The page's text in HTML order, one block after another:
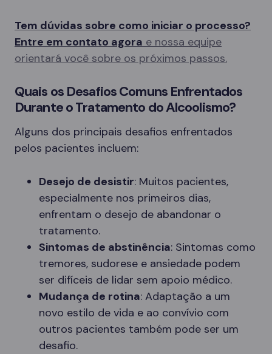
Tem dúvidas sobre como iniciar o processo?
Entre em contato agora e nossa equipe
orientará você sobre os próximos passos.
Quais os Desafios Comuns Enfrentados
Durante o Tratamento do Alcoolismo?
Alguns dos principais desafios enfrentados
pelos pacientes incluem:
Desejo de desistir: Muitos pacientes,
especialmente nos primeiros dias,
enfrentam o desejo de abandonar o
tratamento.
Sintomas de abstinência: Sintomas como
tremores, sudorese e ansiedade podem
ser difíceis de lidar sem apoio médico.
Mudança de rotina: Adaptação a um
novo estilo de vida e ao convívio com
outros pacientes também pode ser um
desafio.